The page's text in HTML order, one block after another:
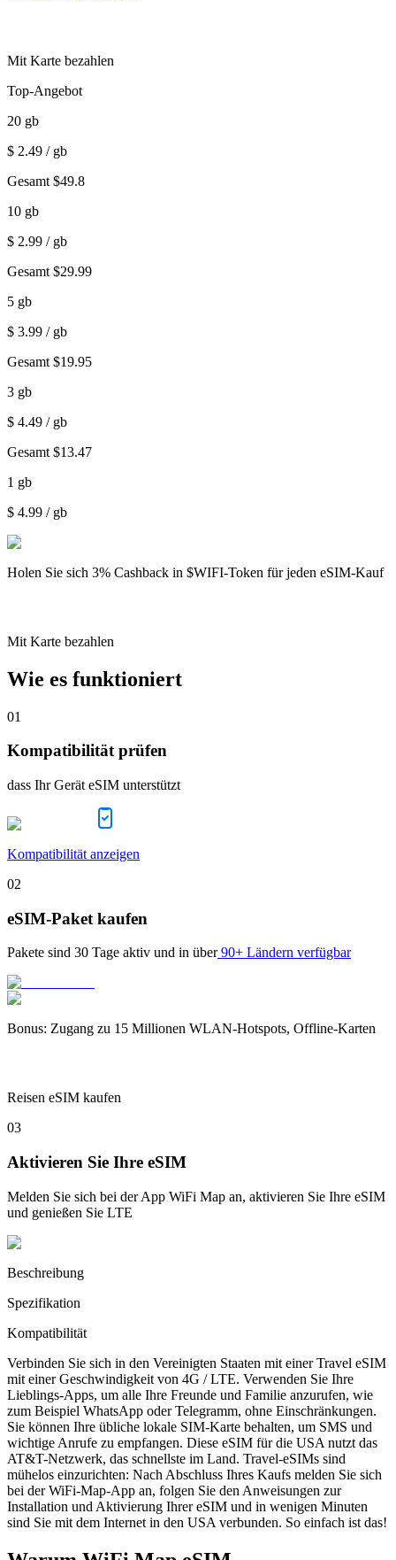
Mit Karte bezahlen
Top-Angebot
20 gb
$ 2.49 / gb
Gesamt $49.8
10 gb
$ 2.99 / gb
Gesamt $29.99
5 gb
$ 3.99 / gb
Gesamt $19.95
3 gb
$ 4.49 / gb
Gesamt $13.47
1 gb
$ 4.99 / gb
Holen Sie sich 3% Cashback in $WIFI-Token für jeden eSIM-Kauf
Mit Karte bezahlen
Wie es funktioniert
01
Kompatibilität prüfen
dass Ihr Gerät eSIM unterstützt
Kompatibilität anzeigen
02
eSIM-Paket kaufen
Pakete sind 30 Tage aktiv und in über 90+ Ländern verfügbar
Bonus: Zugang zu 15 Millionen WLAN-Hotspots, Offline-Karten
Reisen eSIM kaufen
03
Aktivieren Sie Ihre eSIM
Melden Sie sich bei der App WiFi Map an, aktivieren Sie Ihre eSIM
und genießen Sie LTE
Beschreibung
Spezifikation
Kompatibilität
Verbinden Sie sich in den Vereinigten Staaten mit einer Travel eSIM
mit einer Geschwindigkeit von 4G / LTE. Verwenden Sie Ihre
Lieblings-Apps, um alle Ihre Freunde und Familie anzurufen, wie
zum Beispiel WhatsApp oder Telegramm, ohne Einschränkungen.
Sie können Ihre übliche lokale SIM-Karte behalten, um SMS und
wichtige Anrufe zu empfangen. Diese eSIM für die USA nutzt das
AT&T-Netzwerk, das schnellste im Land. Travel-eSIMs sind
mühelos einzurichten: Nach Abschluss Ihres Kaufs melden Sie sich
bei der WiFi-Map-App an, folgen Sie den Anweisungen zur
Installation und Aktivierung Ihrer eSIM und in wenigen Minuten
sind Sie mit dem Internet in den USA verbunden. So einfach ist das!